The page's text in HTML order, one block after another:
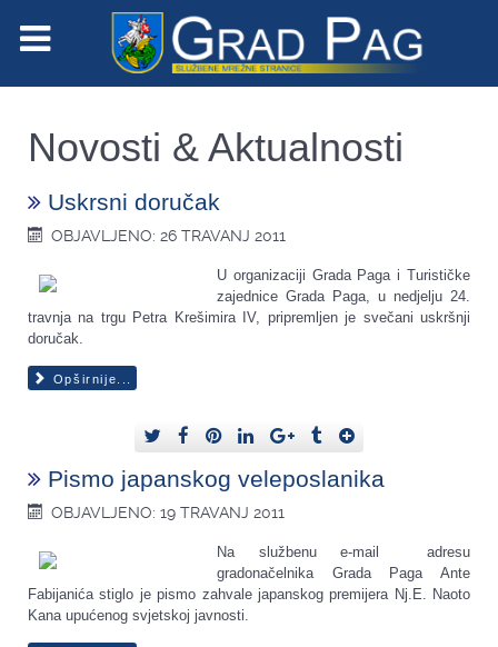
Novosti & Aktualnosti
Uskrsni doručak
OBJAVLJENO: 26 TRAVANJ 2011
U organizaciji Grada Paga i Turističke
zajednice Grada Paga, u nedjelju 24.
travnja na trgu Petra Krešimira IV, pripremljen je svečani uskršnji
doručak.
Opširnije...
Pismo japanskog veleposlanika
OBJAVLJENO: 19 TRAVANJ 2011
Na službenu e-mail adresu
gradonačelnika Grada Paga Ante
Fabijanića stiglo je pismo zahvale japanskog premijera Nj.E. Naoto
Kana upućenog svjetskoj javnosti.